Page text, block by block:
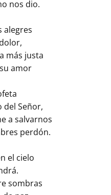
nos dio.
alegres
más justa
amor
del Señor,
a salvarnos
perdón.
el cielo
sombras